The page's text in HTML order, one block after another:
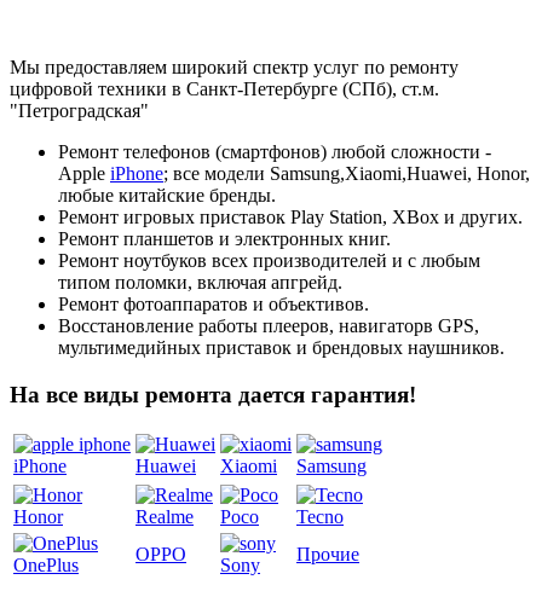
Мы предоставляем широкий спектр услуг по ремонту
цифровой техники в Санкт-Петербурге (СПб), ст.м.
"Петроградская"
Ремонт телефонов (смартфонов) любой сложности -
Apple iPhone; все модели Samsung,Xiaomi,Huawei, Honor,
любые китайские бренды.
Ремонт игровых приставок Play Station, XBox и других.
Ремонт планшетов и электронных книг.
Ремонт ноутбуков всех производителей и с любым
типом поломки, включая апгрейд.
Ремонт фотоаппаратов и объективов.
Восстановление работы плееров, навигаторв GPS,
мультимедийных приставок и брендовых наушников.
На все виды ремонта дается гарантия!
iPhone Huawei Xiaomi Samsung
Honor Realme Poco Tecno
OnePlus
OPPO
Sony
Прочие